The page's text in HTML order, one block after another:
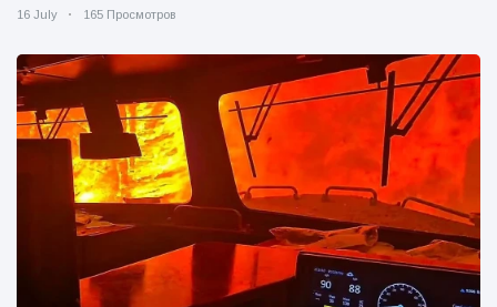
16 July 165 Просмотров